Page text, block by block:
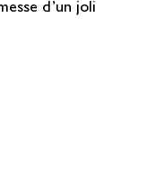
d’un joli